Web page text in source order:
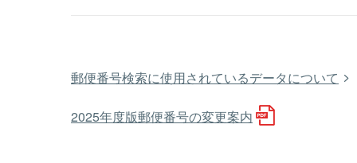
郵便番号検索に使用されているデータについて
2025年度版郵便番号の変更案内